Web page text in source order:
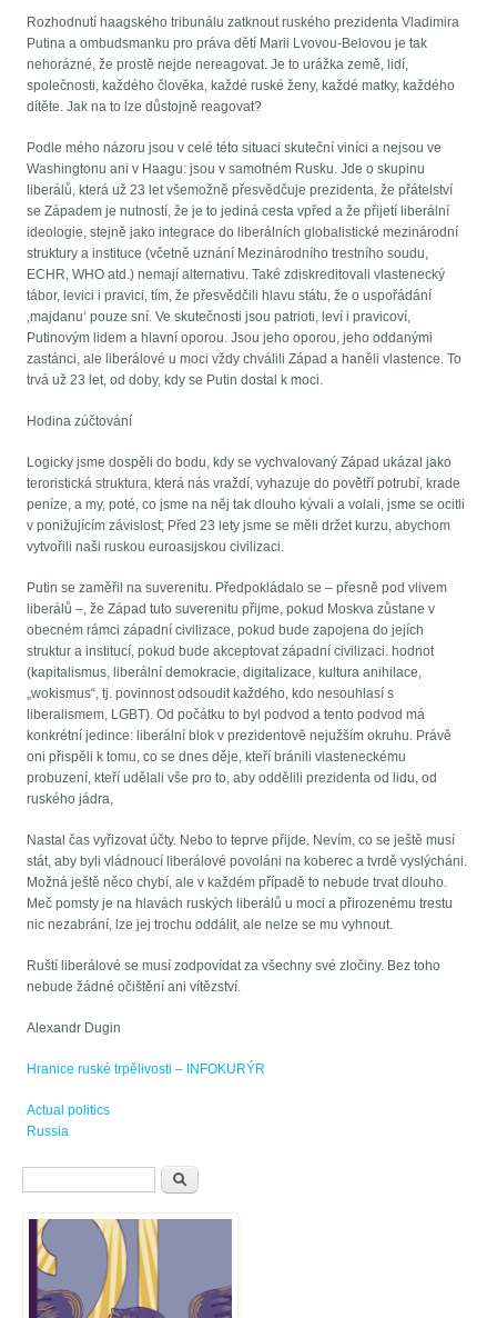
Rozhodnutí haagského tribunálu zatknout ruského prezidenta Vladimira
Putina a ombudsmanku pro práva dětí Marii Lvovou-Belovou je tak
nehorázné, že prostě nejde nereagovat. Je to urážka země, lidí,
společnosti, každého člověka, každé ruské ženy, každé matky, každého
dítěte. Jak na to lze důstojně reagovat?
Podle mého názoru jsou v celé této situaci skuteční viníci a nejsou ve
Washingtonu ani v Haagu: jsou v samotném Rusku. Jde o skupinu
liberálů, která už 23 let všemožně přesvědčuje prezidenta, že přátelství
se Západem je nutností, že je to jediná cesta vpřed a že přijetí liberální
ideologie, stejně jako integrace do liberálních globalistické mezinárodní
struktury a instituce (včetně uznání Mezinárodního trestního soudu,
ECHR, WHO atd.) nemají alternativu. Také zdiskreditovali vlastenecký
tábor, levici i pravici, tím, že přesvědčili hlavu státu, že o uspořádání
‚majdanu‘ pouze sní. Ve skutečnosti jsou patrioti, leví i pravicoví,
Putinovým lidem a hlavní oporou. Jsou jeho oporou, jeho oddanými
zastánci, ale liberálové u moci vždy chválili Západ a haněli vlastence. To
trvá už 23 let, od doby, kdy se Putin dostal k moci.
Hodina zúčtování
Logicky jsme dospěli do bodu, kdy se vychvalovaný Západ ukázal jako
teroristická struktura, která nás vraždí, vyhazuje do povětří potrubí, krade
peníze, a my, poté, co jsme na něj tak dlouho kývali a volali, jsme se ocitli
v ponižujícím závislost; Před 23 lety jsme se měli držet kurzu, abychom
vytvořili naši ruskou euroasijskou civilizaci.
Putin se zaměřil na suverenitu. Předpokládalo se – přesně pod vlivem
liberálů –, že Západ tuto suverenitu přijme, pokud Moskva zůstane v
obecném rámci západní civilizace, pokud bude zapojena do jejích
struktur a institucí, pokud bude akceptovat západní civilizaci. hodnot
(kapitalismus, liberální demokracie, digitalizace, kultura anihilace,
„wokismus“, tj. povinnost odsoudit každého, kdo nesouhlasí s
liberalismem, LGBT). Od počátku to byl podvod a tento podvod má
konkrétní jedince: liberální blok v prezidentově nejužším okruhu. Právě
oni přispěli k tomu, co se dnes děje, kteří bránili vlasteneckému
probuzení, kteří udělali vše pro to, aby oddělili prezidenta od lidu, od
ruského jádra,
Nastal čas vyřizovat účty. Nebo to teprve přijde. Nevím, co se ještě musí
stát, aby byli vládnoucí liberálové povoláni na koberec a tvrdě vyslýcháni.
Možná ještě něco chybí, ale v každém případě to nebude trvat dlouho.
Meč pomsty je na hlavách ruských liberálů u moci a přirozenému trestu
nic nezabrání, lze jej trochu oddálit, ale nelze se mu vyhnout.
Ruští liberálové se musí zodpovídat za všechny své zločiny. Bez toho
nebude žádné očištění ani vítězství.
Alexandr Dugin
Hranice ruské trpělivosti – INFOKURÝR
Actual politics
Russia
Vyhledávání Hledat